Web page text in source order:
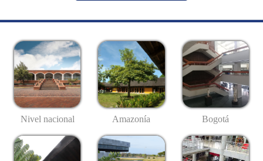
Nivel nacional Amazonía Bogotá